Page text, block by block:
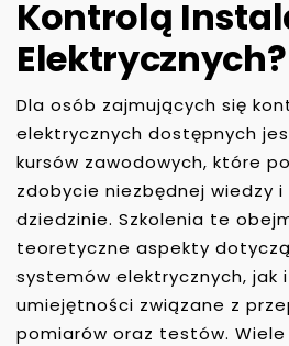
Kontrolą
Elektrycznych?
Dla osób zajmujących się
elektrycznych dostępnych
kursów zawodowych, które
zdobycie niezbędnej wiedzy
dziedzinie. Szkolenia te
teoretyczne aspekty
systemów elektrycznych, jak
umiejętności związane z
pomiarów oraz testów.